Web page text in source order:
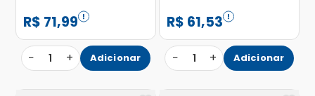
R$ 71,99
− 1 + Adicionar
R$ 61,53
− 1 + Adicionar